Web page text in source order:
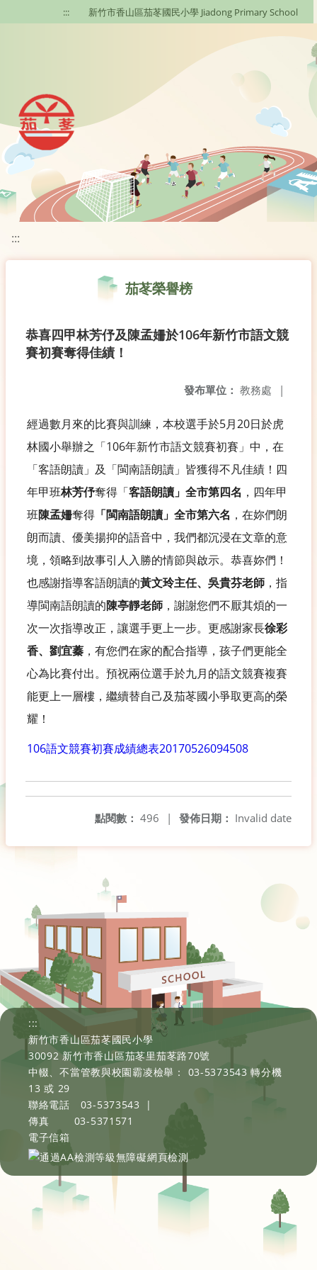
移至網頁之主要內容區位置
::: 新竹市香山區茄苳國民小學 Jiadong Primary School
:::
茄苳榮譽榜
恭喜四甲林芳伃及陳孟姍於106年新竹市語文競
賽初賽奪得佳績！
發布單位： 教務處 |
經過數月來的比賽與訓練，本校選手於5月20日於虎
林國小舉辦之「106年新竹市語文競賽初賽」中，在
「客語朗讀」及「閩南語朗讀」皆獲得不凡佳績！四
年甲班林芳伃奪得「客語朗讀」全市第四名 ，四年甲
班陳孟姍奪得 「閩南語朗讀」全市第六名 ，在妳們朗
朗而讀、優美揚抑的語音中，我們都沉浸在文章的意
境，領略到故事引人入勝的情節與啟示。恭喜妳們！
也感謝指導客語朗讀的黃文玲主任、吳貴芬老師 ，指
導閩南語朗讀的陳亭靜老師 ，謝謝您們不厭其煩的一
次一次指導改正，讓選手更上一步。更感謝家長徐彩
香、劉宜蓁 ，有您們在家的配合指導，孩子們更能全
心為比賽付出。預祝兩位選手於九月的語文競賽複賽
能更上一層樓，繼續替自己及茄苳國小爭取更高的榮
耀！
106語文競賽初賽成績總表20170526094508
發佈日期： Invalid date
點閱數： 496 |
:::
新竹市香山區茄苳國民小學
30092 新竹市香山區茄苳里茄苳路70號
中輟、不當管教與校園霸凌檢舉： 03-5373543 轉分機
13 或 29
聯絡電話
03-5373543
|
傳真
03-5371571
電子信箱